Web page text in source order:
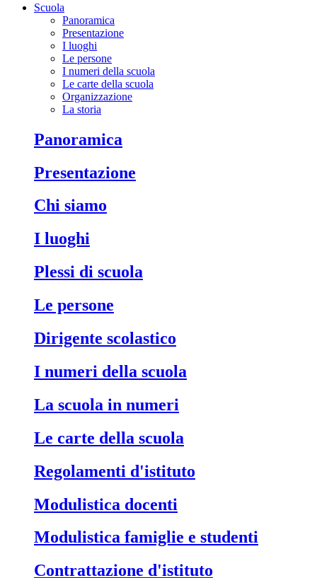
Scuola
Panoramica
Presentazione
I luoghi
Le persone
I numeri della scuola
Le carte della scuola
Organizzazione
La storia
Panoramica
Presentazione
Chi siamo
I luoghi
Plessi di scuola
Le persone
Dirigente scolastico
I numeri della scuola
La scuola in numeri
Le carte della scuola
Regolamenti d'istituto
Modulistica docenti
Modulistica famiglie e studenti
Contrattazione d'istituto